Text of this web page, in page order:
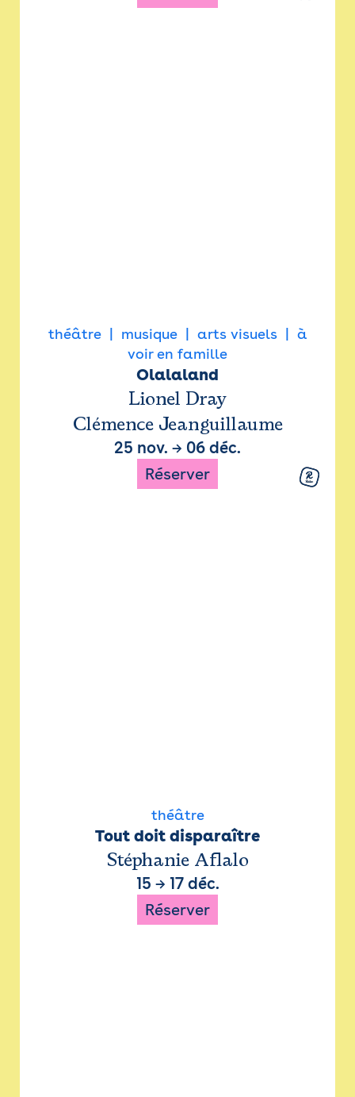
théâtre musique arts visuels
à
voir en famille
Olalaland
Lionel Dray
Clémence Jeanguillaume
25 nov. → 06 déc.
Réserver
théâtre
Tout doit disparaître
Stéphanie Aflalo
15 → 17 déc.
Réserver